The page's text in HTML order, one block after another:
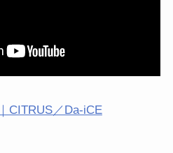
CITRUS／Da-iCE